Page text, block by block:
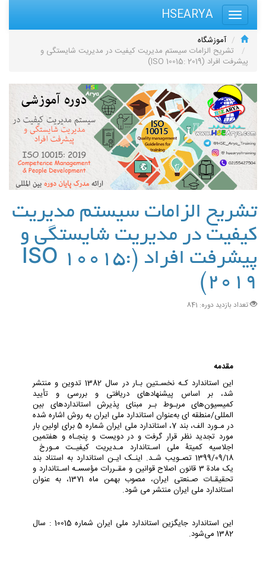
HSEARYA
آموزشگاه
تشریح الزامات سیستم مدیریت کیفیت در مدیریت شایستگی و
پیشرفت افراد (ISO 10015: 2019)
تشریح الزامات سیستم مدیریت
کیفیت در مدیریت شایستگی و
پیشرفت افراد (ISO 10015:
2019)
تعداد بازدید دوره: 841
مقدمه
این اﺳﺘﺎﻧﺪارد ﮐـﻪ ﻧﺨﺴـﺘﯿﻦ ﺑـﺎر در ﺳﺎل 1382 ﺗﺪوﯾﻦ و ﻣﻨﺘﺸﺮ
ﺷﺪ، ﺑﺮ اﺳﺎس ﭘﯿﺸﻨﻬﺎدﻫﺎی درﯾﺎﻓﺘﯽ و ﺑﺮرﺳﯽ و ﺗﺄﯾﯿﺪ
ﮐﻤﯿﺴﯿﻮنﻫﺎی ﻣﺮﺑـﻮط ﺑـﺮ ﻣﺒﻨﺎی ﭘﺬﯾﺮش اﺳﺘﺎﻧﺪاردﻫﺎی ﺑﯿﻦ
اﻟﻤﻠﻠﯽ/ﻣﻨﻄﻘﻪ ای ﺑﻪﻋﻨﻮان اﺳﺘﺎﻧﺪارد ﻣﻠﯽ اﯾﺮان ﺑﻪ روش اﺷﺎره ﺷﺪه
در ﻣـﻮرد اﻟﻒ، ﺑﻨﺪ 7، اﺳﺘﺎﻧﺪارد ﻣﻠﯽ اﯾﺮان ﺷﻤﺎره 5 ﺑﺮای اوﻟﯿﻦ ﺑﺎر
ﻣﻮرد ﺗﺠﺪﯾﺪ ﻧﻈﺮ ﻗﺮار ﮔﺮﻓﺖ و در دوﯾﺴﺖ و ﭘﻨﺠـﺎه و ﻫﻔﺘﻤﯿﻦ
اﺟﻼﺳﯿﻪ ﮐﻤﯿﺘﮥ ﻣﻠﯽ اﺳـﺘﺎﻧﺪارد ﻣـﺪﯾﺮﯾﺖ ﮐﯿﻔﯿـﺖ ﻣـﻮرخ
1399/09/18 ﺗﺼـﻮﯾﺐ ﺷـﺪ. اﯾﻨـﮏ اﯾـن اﺳﺘﺎﻧﺪارد ﺑﻪ اﺳﺘﻨﺎد ﺑﻨﺪ
ﯾﮏ ﻣﺎدة 3 ﻗﺎﻧﻮن اﺻﻼح ﻗﻮاﻧﯿﻦ و ﻣﻘـﺮرات ﻣﺆﺳﺴـﻪ اﺳـﺘﺎﻧﺪارد و
ﺗﺤﻘﯿﻘـﺎت ﺻـﻨﻌﺘﯽ اﯾﺮان، ﻣﺼﻮب ﺑﻬﻤﻦ ﻣﺎه 1371، ﺑﻪ ﻋﻨﻮان
اﺳﺘﺎﻧﺪارد ﻣﻠﯽ اﯾﺮان ﻣﻨﺘﺸﺮ ﻣﯽ ﺷﻮد.
اﯾﻦ اﺳﺘﺎﻧﺪارد ﺟﺎﯾﮕﺰﯾﻦ اﺳﺘﺎﻧﺪارد ﻣﻠﯽ اﯾﺮان ﺷﻤﺎره 10015 : ﺳﺎل
1382 ﻣﯽﺷﻮد
.